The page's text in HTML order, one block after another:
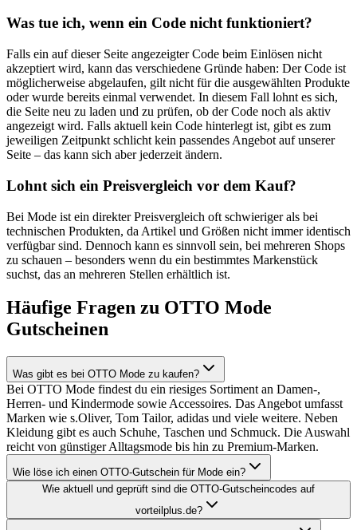
Was tue ich, wenn ein Code nicht funktioniert?
Falls ein auf dieser Seite angezeigter Code beim Einlösen nicht
akzeptiert wird, kann das verschiedene Gründe haben: Der Code ist
möglicherweise abgelaufen, gilt nicht für die ausgewählten Produkte
oder wurde bereits einmal verwendet. In diesem Fall lohnt es sich,
die Seite neu zu laden und zu prüfen, ob der Code noch als aktiv
angezeigt wird. Falls aktuell kein Code hinterlegt ist, gibt es zum
jeweiligen Zeitpunkt schlicht kein passendes Angebot auf unserer
Seite – das kann sich aber jederzeit ändern.
Lohnt sich ein Preisvergleich vor dem Kauf?
Bei Mode ist ein direkter Preisvergleich oft schwieriger als bei
technischen Produkten, da Artikel und Größen nicht immer identisch
verfügbar sind. Dennoch kann es sinnvoll sein, bei mehreren Shops
zu schauen – besonders wenn du ein bestimmtes Markenstück
suchst, das an mehreren Stellen erhältlich ist.
Häufige Fragen zu OTTO Mode
Gutscheinen
Was gibt es bei OTTO Mode zu kaufen?
Bei OTTO Mode findest du ein riesiges Sortiment an Damen-,
Herren- und Kindermode sowie Accessoires. Das Angebot umfasst
Marken wie s.Oliver, Tom Tailor, adidas und viele weitere. Neben
Kleidung gibt es auch Schuhe, Taschen und Schmuck. Die Auswahl
reicht von günstiger Alltagsmode bis hin zu Premium-Marken.
Wie löse ich einen OTTO-Gutschein für Mode ein?
Wie aktuell und geprüft sind die OTTO-Gutscheincodes auf
vorteilplus.de?